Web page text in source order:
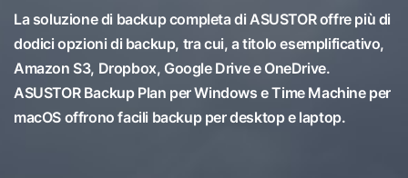
La soluzione di backup completa di ASUSTOR offre più di
dodici opzioni di backup, tra cui, a titolo esemplificativo,
Amazon S3, Dropbox, Google Drive e OneDrive.
ASUSTOR Backup Plan per Windows e Time Machine per
macOS offrono facili backup per desktop e laptop.